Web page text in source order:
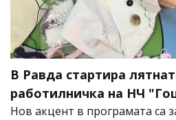
В Равда стартира
работилничка на НЧ
Нов акцент в програмата са